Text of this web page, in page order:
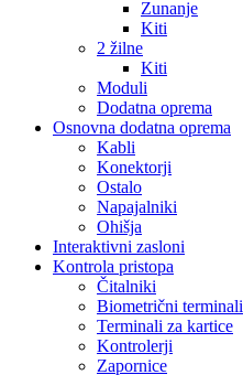
Zunanje
Kiti
2 žilne
Kiti
Moduli
Dodatna oprema
Osnovna dodatna oprema
Kabli
Konektorji
Ostalo
Napajalniki
Ohišja
Interaktivni zasloni
Kontrola pristopa
Čitalniki
Biometrični terminali
Terminali za kartice
Kontrolerji
Zapornice